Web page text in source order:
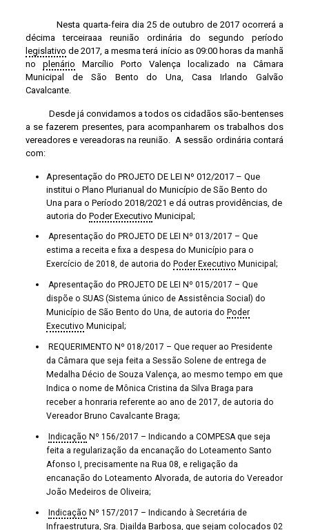
Desde já convidamos a todos os cidadãos são-bentenses
a se fazerem presentes, para acompanharem os trabalhos dos
vereadores e vereadoras na reunião. A sessão ordinária contará
com:
Apresentação do PROJETO DE LEI Nº 012/2017 – Que
institui o Plano Plurianual do Município de São Bento do
Una para o Período 2018/2021 e dá outras providências, de
autoria do
Poder Executivo Municipal;
Apresentação do PROJETO DE LEI Nº 013/2017 – Que
Apresentação do PROJETO DE LEI Nº 015/2017 – Que
dispõe o SUAS (Sistema único de Assistência Social) do
Município de São Bento do Una, de autoria do
ExecutivoMunicipal;
REQUERIMENTO Nº 018/2017 – Que requer ao Presidente
da Câmara que seja feita a Sessão Solene de entrega de
Medalha Décio de Souza Valença, ao mesmo tempo em que
Indica o nome de Mônica Cristina da Silva Braga para
receber a honraria referente ao ano de 2017, de autoria do
Vereador Bruno Cavalcante Braga;
Indicação Nº 156/2017 – Indicando a COMPESA que seja
feita a regularização da encanação do Loteamento Santo
Afonso I, precisamente na Rua 08, e religação da
encanação do Loteamento Alvorada, de autoria do Vereador
João Medeiros de Oliveira;
IndicaçãoNº 157/2017 – Indicando à Secretária de
Infraestrutura, Sra. Djailda Barbosa, que sejam colocados 02
(dois) postes, com hastes e lâmpadas, na Rua 10 do
Loteamento Delmário Braga, nas proximidades do
Mercadinho da Família.
Ocorrerão ainda, pela ordem dos Inscritos,
os pronunciamentos dos vereadores.